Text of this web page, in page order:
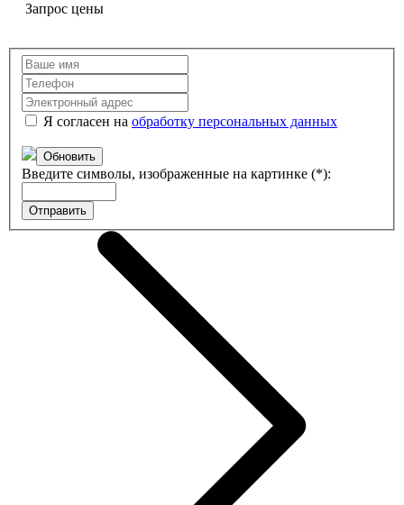
Запрос цены
Я согласен на обработку персональных данных
Обновить
Введите символы, изображенные на картинке (*):